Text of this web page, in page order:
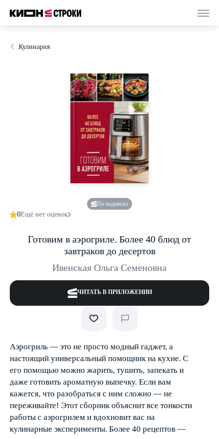
Кулинария
По подписке
0Ещё нет оценок
Готовим в аэрогриле. Более 40 блюд от
завтраков до десертов
Ивенская Ольга Семеновна
ЧИТАТЬ В ПРИЛОЖЕНИИ
Аэрогриль — это не просто модный гаджет, а
настоящий универсальный помощник на кухне. С
его помощью можно жарить, тушить, запекать и
даже готовить ароматную выпечку. Если вам
кажется, что разобраться с ним сложно — не
переживайте! Этот сборник объяснит все тонкости
работы с аэрогрилем и вдохновит вас на
кулинарные эксперименты. Более 40 рецептов —